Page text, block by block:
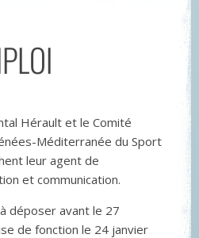
Hérault et le Comité
Méditerranée du Sport
leur agent de
et communication.
déposer avant le 27
de fonction le 24 janvier